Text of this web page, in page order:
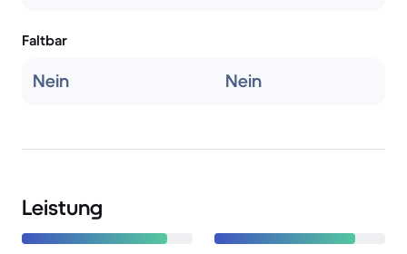
Faltbar
Nein Nein
Leistung